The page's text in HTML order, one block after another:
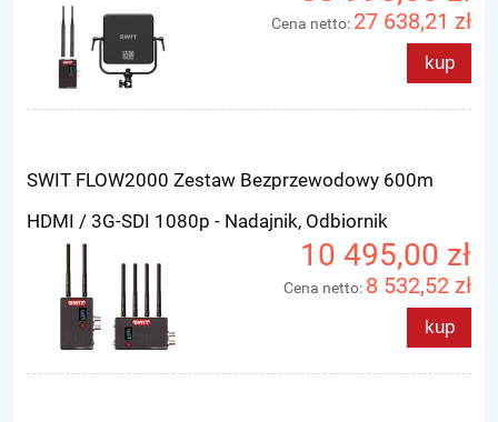
Cena netto: 27 638,21 zł
kup
SWIT FLOW2000 Zestaw Bezprzewodowy 600m
HDMI / 3G-SDI 1080p - Nadajnik, Odbiornik
10 495,00 zł
Cena netto: 8 532,52 zł
kup